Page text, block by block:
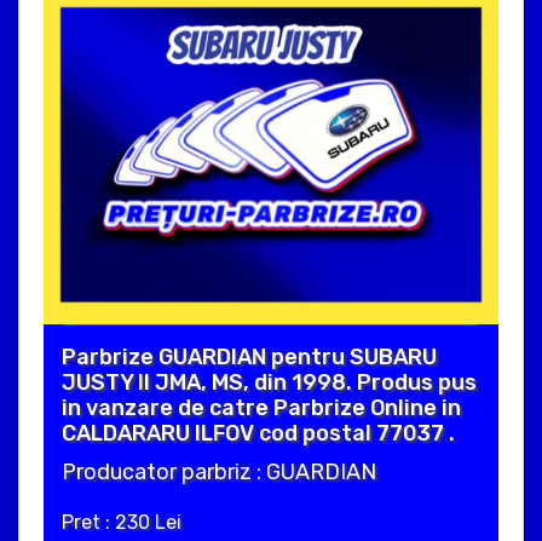
Parbrize GUARDIAN pentru SUBARU
JUSTY II JMA, MS, din 1998. Produs pus
in vanzare de catre Parbrize Online in
CALDARARU ILFOV cod postal 77037 .
Producator parbriz : GUARDIAN
Pret : 230 Lei